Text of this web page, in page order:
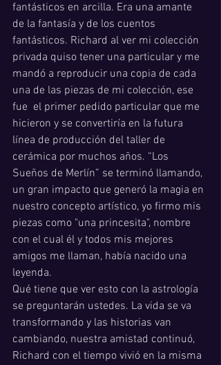
fantásticos en arcilla. Era una amante
de la fantasía y de los cuentos
fantásticos. Richard al ver mi colección
privada quiso tener una particular y me
mandó a reproducir una copia de cada
una de las piezas de mi colección, ese
fue  el primer pedido particular que me
hicieron y se convertiría en la futura
línea de producción del taller de
cerámica por muchos años. “Los
Sueños de Merlín” se terminó llamando,
un gran impacto que generó la magia en
nuestro concepto artístico, yo firmo mis
piezas como "una princesita", nombre
con el cual él y todos mis mejores
amigos me llaman, había nacido una
leyenda.
Qué tiene que ver esto con la astrología
se preguntarán ustedes. La vida se va
transformando y las historias van
cambiando, nuestra amistad continuó,
Richard con el tiempo vivió en la misma